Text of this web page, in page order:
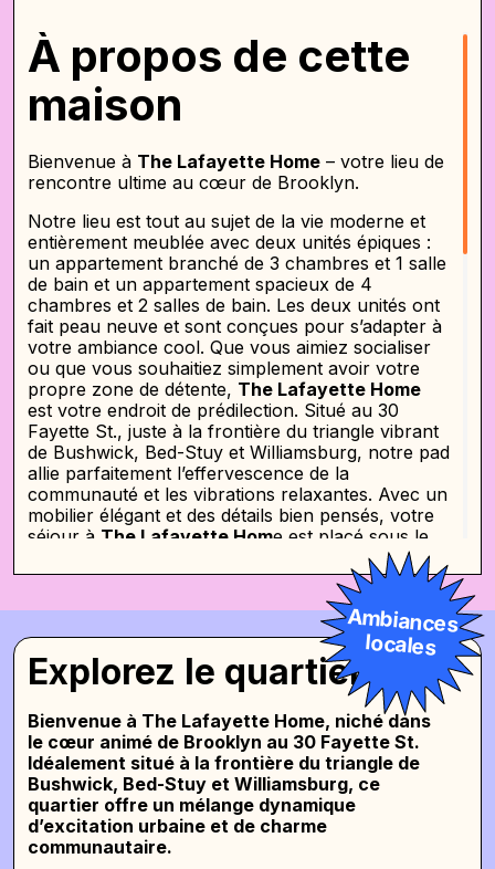
À propos de cette
maison
Bienvenue à The Lafayette Home – votre lieu de
rencontre ultime au cœur de Brooklyn.
Notre lieu est tout au sujet de la vie moderne et
entièrement meublée avec deux unités épiques :
un appartement branché de 3 chambres et 1 salle
de bain et un appartement spacieux de 4
chambres et 2 salles de bain. Les deux unités ont
fait peau neuve et sont conçues pour s’adapter à
votre ambiance cool. Que vous aimiez socialiser
ou que vous souhaitiez simplement avoir votre
propre zone de détente, The Lafayette Home
est votre endroit de prédilection. Situé au 30
Fayette St., juste à la frontière du triangle vibrant
de Bushwick, Bed-Stuy et Williamsburg, notre pad
allie parfaitement l’effervescence de la
communauté et les vibrations relaxantes. Avec un
mobilier élégant et des détails bien pensés, votre
séjour à The Lafayette Home est placé sous le
signe du confort et de la satisfaction totale.
La maison Lafayetteest plus
qu’un simple endroit cool pour s’écraser. Que
vous soyez un travailleur à distance, un
indépendant ou un entrepreneur en herbe à la
recherche d’un espace pour augmenter votre
a ce qu’il vous
faut. Avec l’Internet haut débit, des espaces
communs confortables et beaucoup de lumière
naturelle, c’est là que la magie opère. Dites adieu
au travail solo à la maison et bonjour à une
communauté dynamique de fonceurs à
Lafayette Home.
Explorez le quartier
Ambiances
locales
Bienvenue à The Lafayette Home, niché dans
le cœur animé de Brooklyn au 30 Fayette St.
Idéalement situé à la frontière du triangle de
Bushwick, Bed-Stuy et Williamsburg, ce
quartier offre un mélange dynamique
d’excitation urbaine et de charme
communautaire.